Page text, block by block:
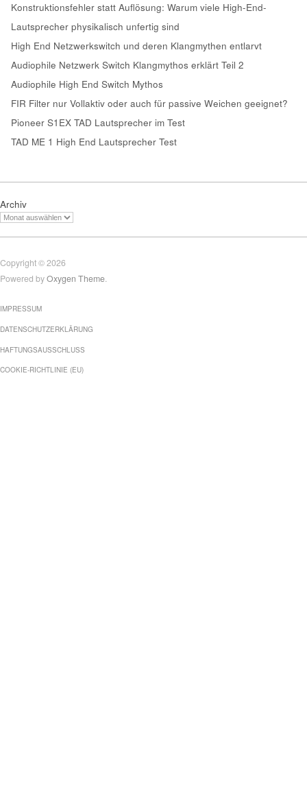
Konstruktionsfehler statt Auflösung: Warum viele High-End-
Lautsprecher physikalisch unfertig sind
High End Netzwerkswitch und deren Klangmythen entlarvt
Audiophile Netzwerk Switch Klangmythos erklärt Teil 2
Audiophile High End Switch Mythos
FIR Filter nur Vollaktiv oder auch für passive Weichen geeignet?
Pioneer S1EX TAD Lautsprecher im Test
TAD ME 1 High End Lautsprecher Test
Archiv
Copyright © 2026
Powered byOxygen Theme.
IMPRESSUM
DATENSCHUTZERKLÄRUNG
HAFTUNGSAUSSCHLUSS
COOKIE-RICHTLINIE (EU)